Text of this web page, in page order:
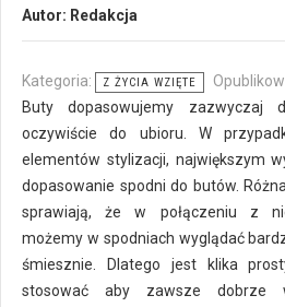
Autor: Redakcja
Kategoria: Z ŻYCIA WZIĘTE
Buty dopasowujemy zazwyczaj
oczywiście do ubioru. W
elementów stylizacji, największym
dopasowanie spodni do butów.
sprawiają, że w połączeniu z
możemy w spodniach wyglądać
śmiesznie. Dlatego jest klika
stosować aby zawsze dobrze